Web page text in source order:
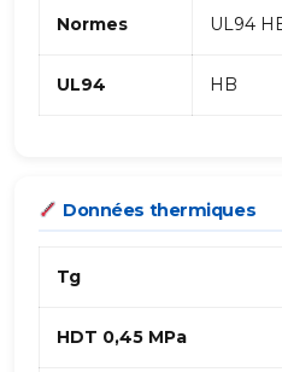
Normes UL94
UL94 HB
Données thermiques
Tg
HDT 0,45 MPa